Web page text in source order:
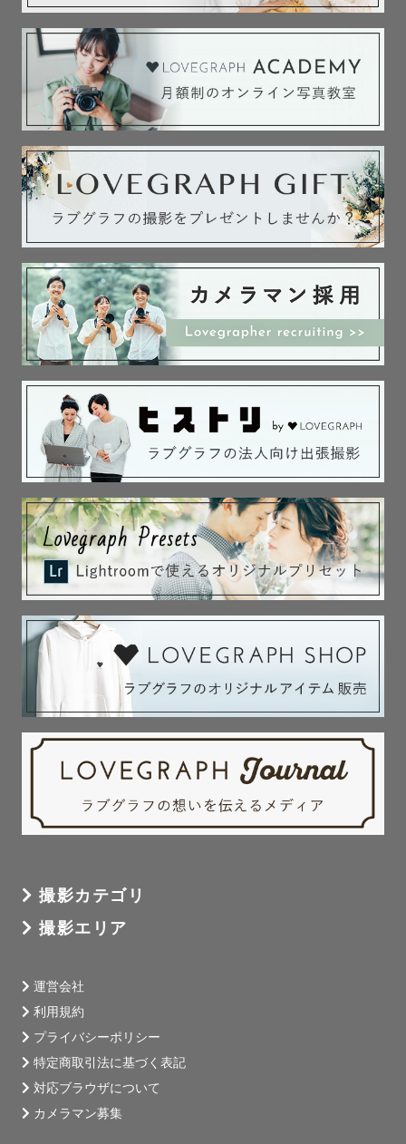
撮影カテゴリ
撮影エリア
運営会社
利用規約
プライバシーポリシー
特定商取引法に基づく表記
対応ブラウザについて
カメラマン募集